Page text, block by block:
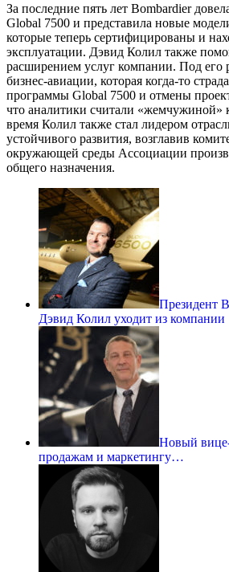
За последние пять лет Bombardier
Global 7500 и представила новые
которые теперь сертифицированы и
эксплуатации. Дэвид Колил также
расширением услуг компании. Под его
бизнес-авиации, которая когда-то
программы Global 7500 и отмены
что аналитики считали «жемчужиной»
время Колил также стал лидером
устойчивого развития, возглавив
окружающей среды Ассоциации
общего назначения.
Президент
Дэвид Колил уходит из компании
Новый
продажам и маркетингу…